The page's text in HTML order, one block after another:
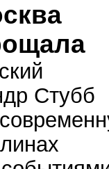
Стубб